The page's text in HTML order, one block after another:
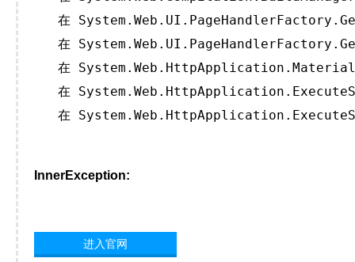
在
在
在
在
在
InnerException:
进入官网